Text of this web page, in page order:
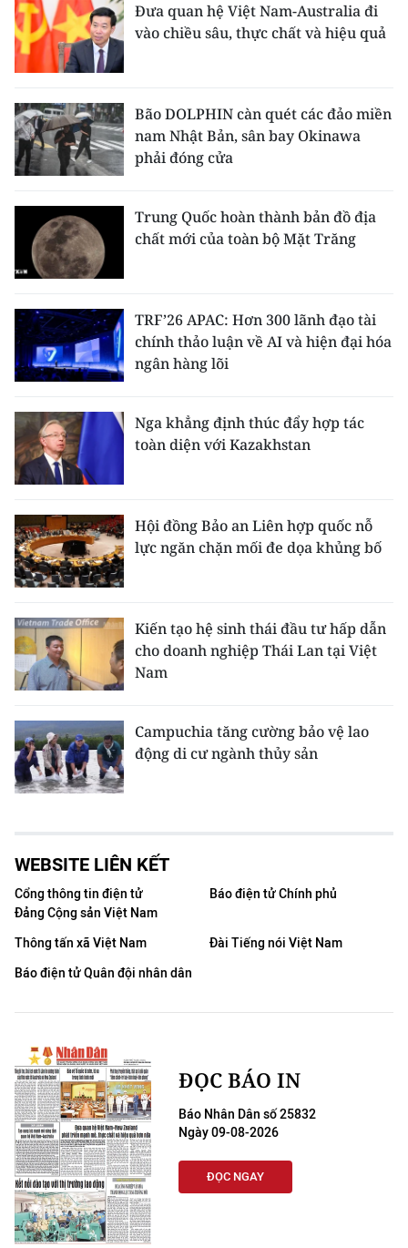
Đưa quan hệ Việt Nam-Australia đi
vào chiều sâu, thực chất và hiệu quả
Bão DOLPHIN càn quét các đảo miền
nam Nhật Bản, sân bay Okinawa
phải đóng cửa
Trung Quốc hoàn thành bản đồ địa
chất mới của toàn bộ Mặt Trăng
TRF’26 APAC: Hơn 300 lãnh đạo tài
chính thảo luận về AI và hiện đại hóa
ngân hàng lõi
Nga khẳng định thúc đẩy hợp tác
toàn diện với Kazakhstan
Hội đồng Bảo an Liên hợp quốc nỗ
lực ngăn chặn mối đe dọa khủng bố
Kiến tạo hệ sinh thái đầu tư hấp dẫn
cho doanh nghiệp Thái Lan tại Việt
Nam
Campuchia tăng cường bảo vệ lao
động di cư ngành thủy sản
WEBSITE LIÊN KẾT
Cổng thông tin điện tử
Đảng Cộng sản Việt Nam
Báo điện tử Chính phủ
Thông tấn xã Việt Nam
Đài Tiếng nói Việt Nam
Báo điện tử Quân đội nhân dân
ĐỌC BÁO IN
Báo Nhân Dân số 25832
Ngày 09-08-2026
ĐỌC NGAY